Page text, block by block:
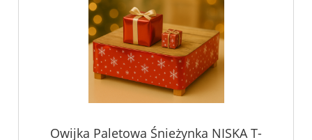
Owijka Paletowa Śnieżynka NISKA T-